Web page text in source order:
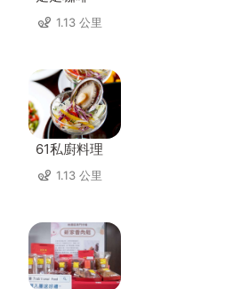
1.13 公里
61私廚料理
1.13 公里